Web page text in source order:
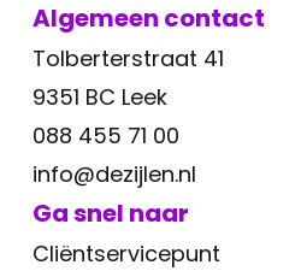
Algemeen contact
Tolberterstraat 41
9351 BC Leek
088 455 71 00
info@dezijlen.nl
Ga snel naar
Cliëntservicepunt